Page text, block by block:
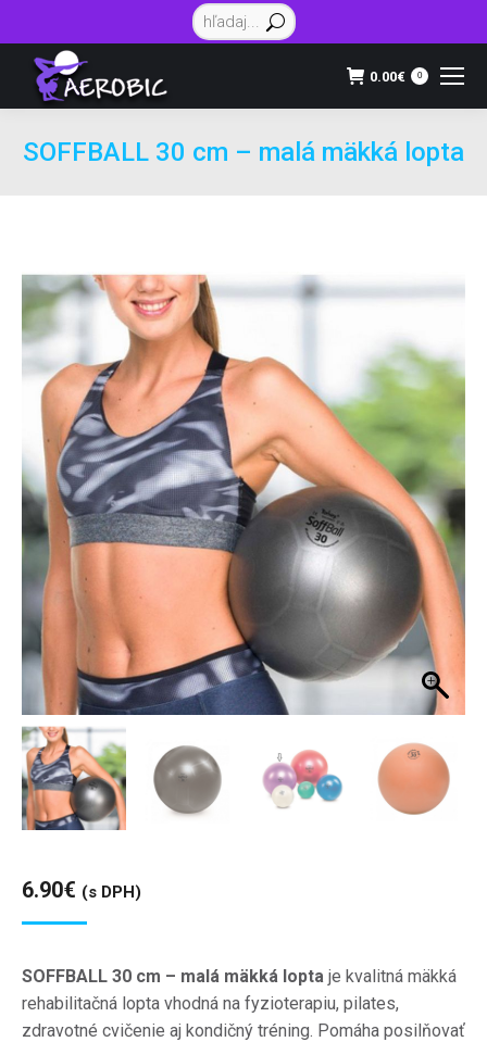
Vyhľadávanie:
0.00€ 0
SOFFBALL 30 cm – malá mäkká lopta
6.90€ (s DPH)
SOFFBALL 30 cm – malá mäkká lopta je kvalitná mäkká
rehabilitačná lopta vhodná na fyzioterapiu, pilates,
zdravotné cvičenie aj kondičný tréning. Pomáha posilňovať